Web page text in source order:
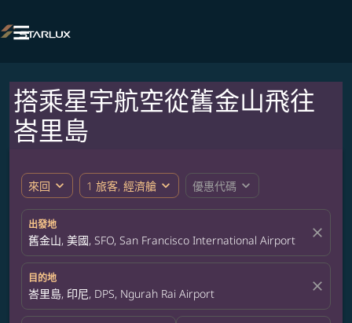

搭乘星宇航空從舊金山飛往
峇里島
來回 expand_more 1 旅客, 經濟艙 expand_more 優惠代碼 expand_more
出發地
舊金山, 美國, SFO, San Francisco International Airport close
目的地
峇里島, 印尼, DPS, Ngurah Rai Airport close